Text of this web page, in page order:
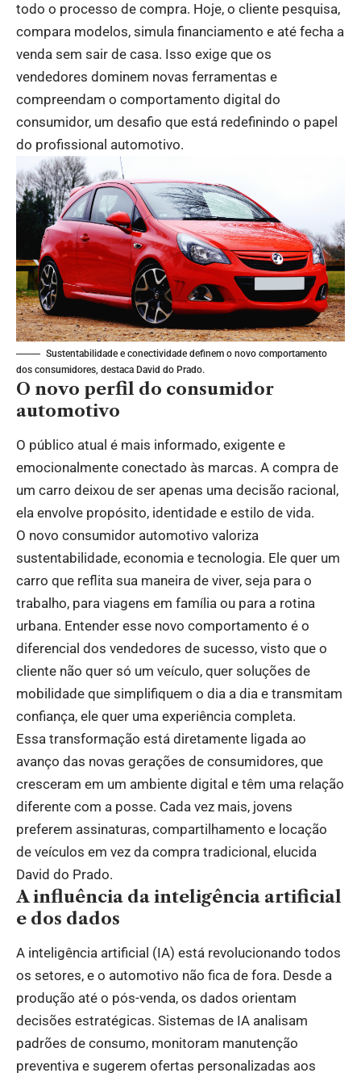
todo o processo de compra. Hoje, o cliente pesquisa,
compara modelos, simula financiamento e até fecha a
venda sem sair de casa. Isso exige que os
vendedores dominem novas ferramentas e
compreendam o comportamento digital do
consumidor, um desafio que está redefinindo o papel
do profissional automotivo.
Sustentabilidade e conectividade definem o novo comportamento
dos consumidores, destaca David do Prado.
O novo perfil do consumidor
automotivo
O público atual é mais informado, exigente e
emocionalmente conectado às marcas. A compra de
um carro deixou de ser apenas uma decisão racional,
ela envolve propósito, identidade e estilo de vida.
O novo consumidor automotivo valoriza
sustentabilidade, economia e tecnologia. Ele quer um
carro que reflita sua maneira de viver, seja para o
trabalho, para viagens em família ou para a rotina
urbana. Entender esse novo comportamento é o
diferencial dos vendedores de sucesso, visto que o
cliente não quer só um veículo, quer soluções de
mobilidade que simplifiquem o dia a dia e transmitam
confiança, ele quer uma experiência completa.
Essa transformação está diretamente ligada ao
avanço das novas gerações de consumidores, que
cresceram em um ambiente digital e têm uma relação
diferente com a posse. Cada vez mais, jovens
preferem assinaturas, compartilhamento e locação
de veículos em vez da compra tradicional, elucida
David do Prado.
A influência da inteligência artificial
e dos dados
A inteligência artificial (IA) está revolucionando todos
os setores, e o automotivo não fica de fora. Desde a
produção até o pós-venda, os dados orientam
decisões estratégicas. Sistemas de IA analisam
padrões de consumo, monitoram manutenção
preventiva e sugerem ofertas personalizadas aos